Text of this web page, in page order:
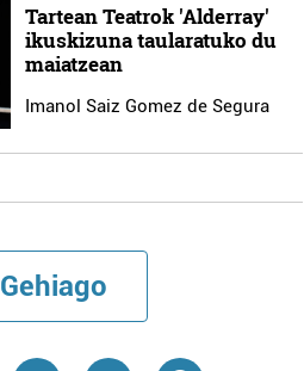
Tartean Teatrok 'Alderray'
ikuskizuna taularatuko du
maiatzean
Imanol Saiz Gomez de Segura
Gehiago